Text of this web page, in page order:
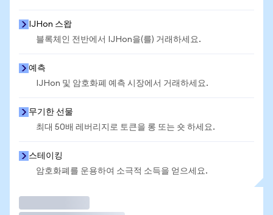
IJHon 스왑
블록체인 전반에서 IJHon을(를) 거래하세요.
예측
IJHon 및 암호화폐 예측 시장에서 거래하세요.
무기한 선물
최대 50배 레버리지로 토큰을 롱 또는 숏 하세요.
스테이킹
암호화폐를 운용하여 소극적 소득을 얻으세요.